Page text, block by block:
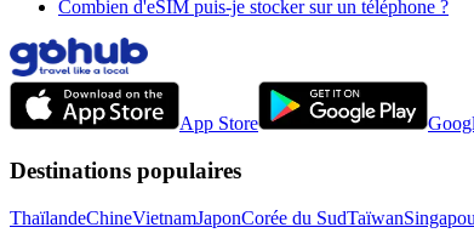
Combien d'eSIM puis-je stocker sur un téléphone ?
App Store
Destinations populaires
ThaïlandeChineVietnamJaponCorée du SudTaïwan